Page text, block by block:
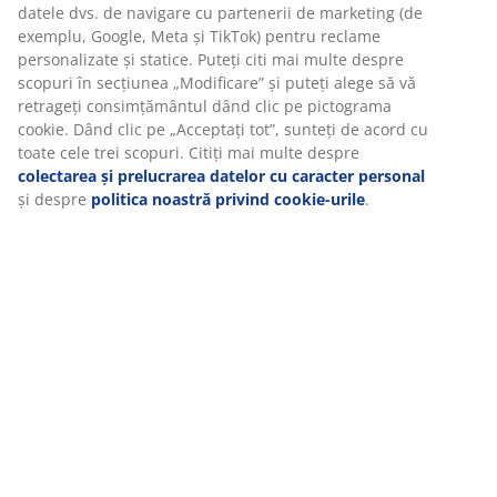
Recenzii
(0)
Livrare
datele dvs. de navigare cu partenerii de marketing (de
exemplu, Google, Meta și TikTok) pentru reclame
personalizate și statice. Puteți citi mai multe despre
scopuri în secțiunea „Modificare” și puteți alege să vă
retrageți consimțământul dând clic pe pictograma
cookie. Dând clic pe „Acceptați tot”, sunteți de acord cu
toate cele trei scopuri. Citiți mai multe despre
colectarea și prelucrarea datelor cu caracter personal
și despre politica noastră privind cookie-urile.